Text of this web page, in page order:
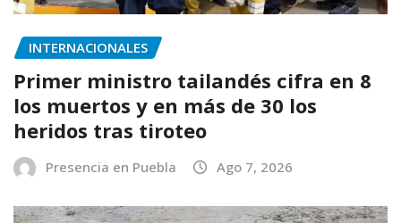
INTERNACIONALES
Primer ministro tailandés cifra en 8
los muertos y en más de 30 los
heridos tras tiroteo
Presencia en Puebla Ago 7, 2026